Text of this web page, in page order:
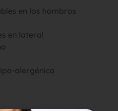
en los hombros
en lateral
alergénica